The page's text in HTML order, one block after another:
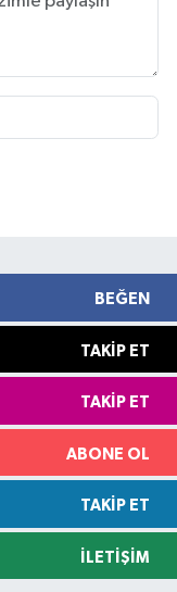
BEĞEN
TAKIP ET
TAKIP ET
ABONE OL
TAKIP ET
İLETIŞIM